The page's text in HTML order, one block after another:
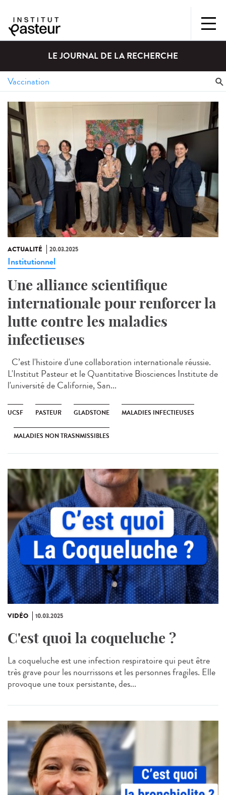
LE JOURNAL DE LA RECHERCHE
ACTUALITÉ 20.03.2025
Institutionnel
Une alliance scientifique
internationale pour renforcer la
lutte contre les maladies
infectieuses
C’est l'histoire d'une collaboration internationale réussie.
L'Institut Pasteur et le Quantitative Biosciences Institute de
l'université de Californie, San...
UCSF PASTEUR GLADSTONE MALADIES INFECTIEUSES
MALADIES NON TRASNMISSIBLES
VIDÉO 10.03.2025
C'est quoi la coqueluche ?
La coqueluche est une infection respiratoire qui peut être
très grave pour les nourrissons et les personnes fragiles. Elle
provoque une toux persistante, des...